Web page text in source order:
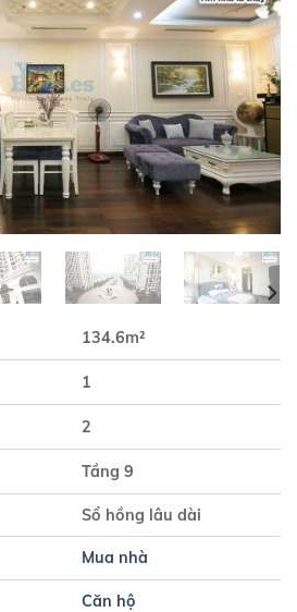
134.6m²
1
2
Tầng 9
Sổ hồng lâu dài
Mua nhà
Căn hộ